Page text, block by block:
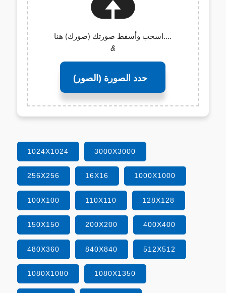
اسحب وأسقط صورتك (صورك) هنا....
&
حدد الصورة (الصور)
1024X1024 3000X3000
256X256 16X16 1000X1000
100X100 110X110 128X128
150X150 200X200 400X400
480X360 840X840 512X512
1080X1080 1080X1350